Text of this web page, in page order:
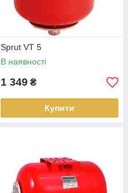
Sprut VT 5
В наявності
1 349 ₴
Купити